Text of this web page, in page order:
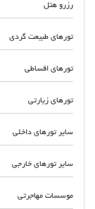
رزرو هتل
تورهای طبیعت گردی
تورهای اقساطی
تورهای زیارتی
سایر تورهای داخلی
سایر تورهای خارجی
موسسات مهاجرتی